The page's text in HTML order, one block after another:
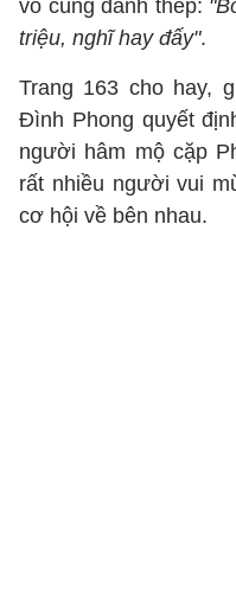
vô cùng đanh thép:
triệu, nghĩ hay đấy".
Trang 163 cho hay,
Đình Phong quyết
người hâm mộ cặp
rất nhiều người vui
cơ hội về bên nhau.